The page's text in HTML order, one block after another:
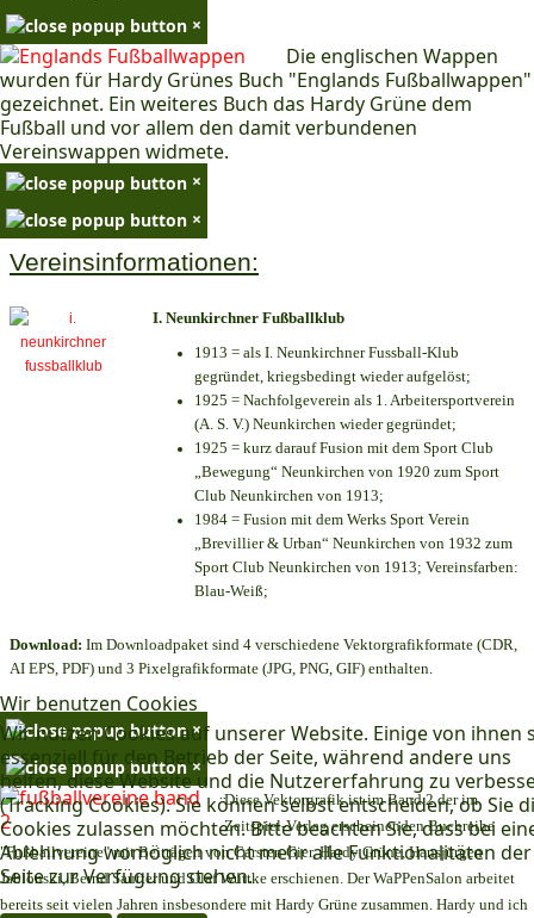
Wir benutzen Cookies
Wir nutzen Cookies auf unserer Website. Einige von ihnen
essenziell für den Betrieb der Seite, während andere uns
helfen, diese Website und die Nutzererfahrung zu
(Tracking Cookies). Sie können selbst entscheiden, ob Sie
Cookies zulassen möchten. Bitte beachten Sie, dass bei
Ablehnung womöglich nicht mehr alle Funktionalitäten der
Seite zur Verfügung stehen.
×
Die englischen Wappen
wurden für Hardy Grünes Buch "Englands Fußballwappen"
gezeichnet. Ein weiteres Buch das Hardy Grüne dem
Fußball und vor allem den damit verbundenen
Vereinswappen widmete.
×
×
Vereinsinformationen:
I. Neunkirchner Fußballklub
1913 = als I. Neunkirchner Fussball-Klub
gegründet, kriegsbedingt wieder aufgelöst;
1925 = Nachfolgeverein als 1. Arbeitersportverein
(A. S. V.) Neunkirchen wieder gegründet;
1925 = kurz darauf Fusion mit dem Sport Club
„Bewegung“ Neunkirchen von 1920 zum Sport
Club Neunkirchen von 1913;
1984 = Fusion mit dem Werks Sport Verein
„Brevillier & Urban“ Neunkirchen von 1932 zum
Sport Club Neunkirchen von 1913; Vereinsfarben:
Blau-Weiß;
Download: Im Downloadpaket sind 4 verschiedene Vektorgrafikformate (CDR,
AI EPS, PDF) und 3 Pixelgrafikformate (JPG, PNG, GIF) enthalten.
×
×
Diese Vektorgrafik ist im Band 2 der im
Zeitspiel-Verlag erscheinenden Buchreihe
"Fußballvereine" mit Beiträgen von Carsten Gier, Hardy Grüne, Hansjürgen
Jablonski, Bernd Sautter und Olaf Wuttke erschienen. Der WaPPenSalon arbeitet
bereits seit vielen Jahren insbesondere mit Hardy Grüne zusammen. Hardy und ich